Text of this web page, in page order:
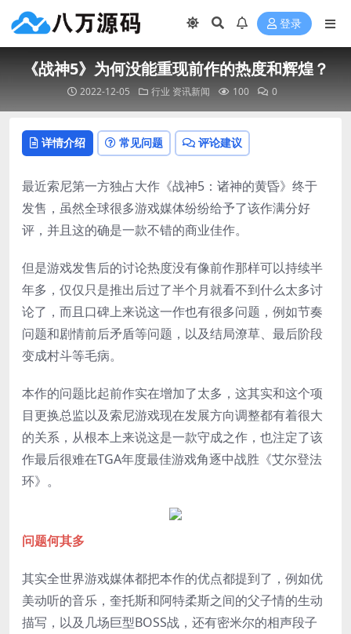
登录
《战神5》为何没能重现前作的热度和辉煌？
2022-12-05 行业 资讯新闻 100 0
详情介绍 常见问题 评论建议
最近索尼第一方独占大作《战神5：诸神的黄昏》终于
发售，虽然全球很多游戏媒体纷纷给予了该作满分好
评，并且这的确是一款不错的商业佳作。
但是游戏发售后的讨论热度没有像前作那样可以持续半
年多，仅仅只是推出后过了半个月就看不到什么太多讨
论了，而且口碑上来说这一作也有很多问题，例如节奏
问题和剧情前后矛盾等问题，以及结局潦草、最后阶段
变成村斗等毛病。
本作的问题比起前作实在增加了太多，这其实和这个项
目更换总监以及索尼游戏现在发展方向调整都有着很大
的关系，从根本上来说这是一款守成之作，也注定了该
作最后很难在TGA年度最佳游戏角逐中战胜《艾尔登法
环》。
问题何其多
其实全世界游戏媒体都把本作的优点都提到了，例如优
美动听的音乐，奎托斯和阿特柔斯之间的父子情的生动
描写，以及几场巨型BOSS战，还有密米尔的相声段子